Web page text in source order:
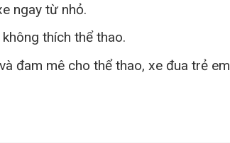
ngay từ nhỏ.
thích thể thao.
đam mê cho thể thao, xe đua trẻ em